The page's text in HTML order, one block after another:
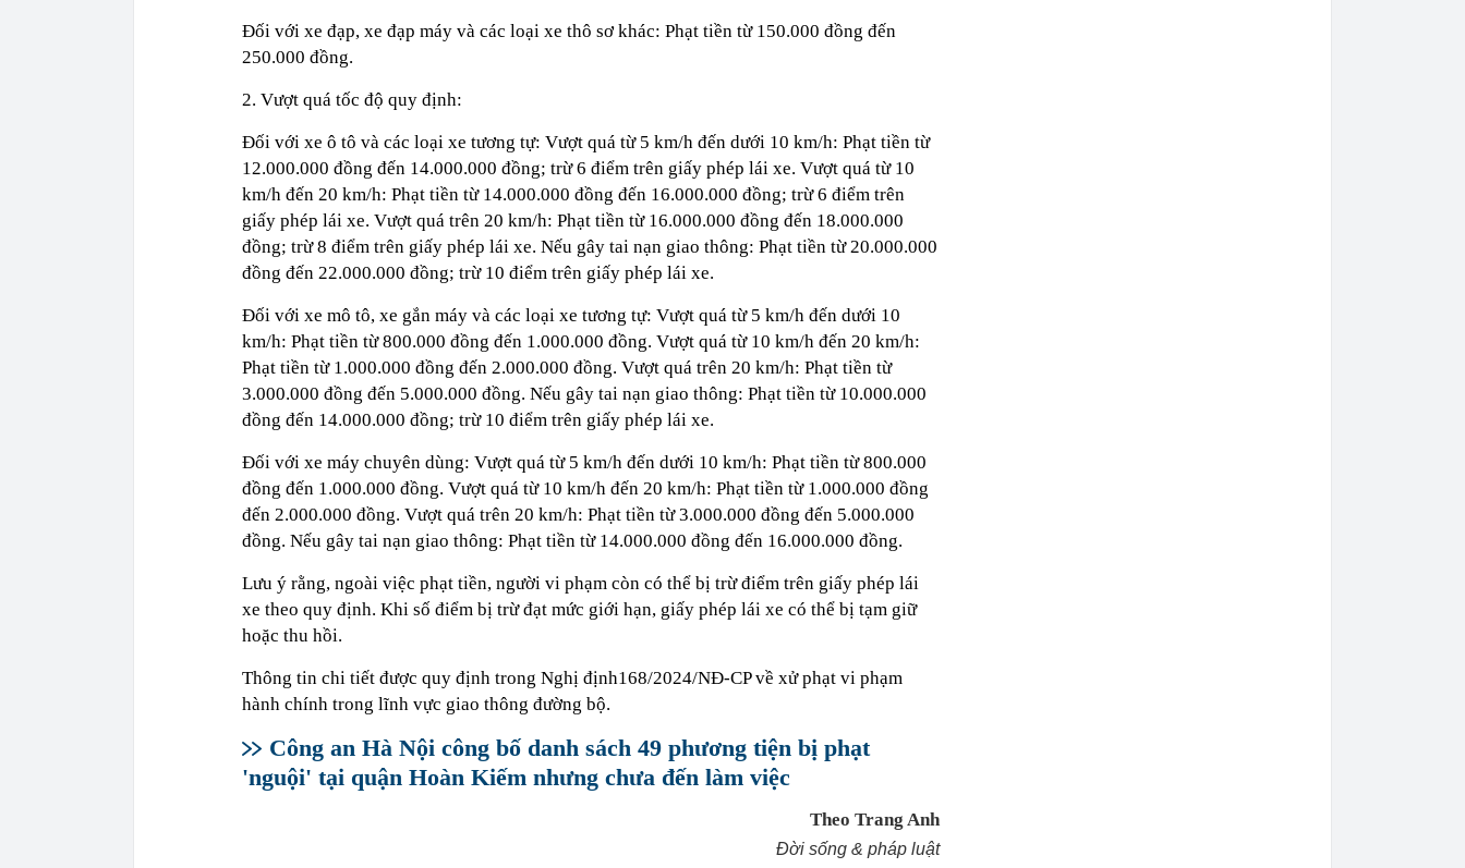
Đối với xe đạp, xe đạp máy và các loại xe thô sơ khác: Phạt tiền từ 150.000 đồng đến
250.000 đồng.
2. Vượt quá tốc độ quy định:
Đối với xe ô tô và các loại xe tương tự: Vượt quá từ 5 km/h đến dưới 10 km/h: Phạt tiền từ
12.000.000 đồng đến 14.000.000 đồng; trừ 6 điểm trên giấy phép lái xe. Vượt quá từ 10
km/h đến 20 km/h: Phạt tiền từ 14.000.000 đồng đến 16.000.000 đồng; trừ 6 điểm trên
giấy phép lái xe. Vượt quá trên 20 km/h: Phạt tiền từ 16.000.000 đồng đến 18.000.000
đồng; trừ 8 điểm trên giấy phép lái xe. Nếu gây tai nạn giao thông: Phạt tiền từ 20.000.000
đồng đến 22.000.000 đồng; trừ 10 điểm trên giấy phép lái xe.
Đối với xe mô tô, xe gắn máy và các loại xe tương tự: Vượt quá từ 5 km/h đến dưới 10
km/h: Phạt tiền từ 800.000 đồng đến 1.000.000 đồng. Vượt quá từ 10 km/h đến 20 km/h:
Phạt tiền từ 1.000.000 đồng đến 2.000.000 đồng. Vượt quá trên 20 km/h: Phạt tiền từ
3.000.000 đồng đến 5.000.000 đồng. Nếu gây tai nạn giao thông: Phạt tiền từ 10.000.000
đồng đến 14.000.000 đồng; trừ 10 điểm trên giấy phép lái xe.
Đối với xe máy chuyên dùng: Vượt quá từ 5 km/h đến dưới 10 km/h: Phạt tiền từ 800.000
đồng đến 1.000.000 đồng. Vượt quá từ 10 km/h đến 20 km/h: Phạt tiền từ 1.000.000 đồng
đến 2.000.000 đồng. Vượt quá trên 20 km/h: Phạt tiền từ 3.000.000 đồng đến 5.000.000
đồng. Nếu gây tai nạn giao thông: Phạt tiền từ 14.000.000 đồng đến 16.000.000 đồng.
Lưu ý rằng, ngoài việc phạt tiền, người vi phạm còn có thể bị trừ điểm trên giấy phép lái
xe theo quy định. Khi số điểm bị trừ đạt mức giới hạn, giấy phép lái xe có thể bị tạm giữ
hoặc thu hồi.
Thông tin chi tiết được quy định trong Nghị định168/2024/NĐ-CP về xử phạt vi phạm
hành chính trong lĩnh vực giao thông đường bộ.
Công an Hà Nội công bố danh sách 49 phương tiện bị phạt
'nguội' tại quận Hoàn Kiếm nhưng chưa đến làm việc
Theo Trang Anh
Đời sống & pháp luật